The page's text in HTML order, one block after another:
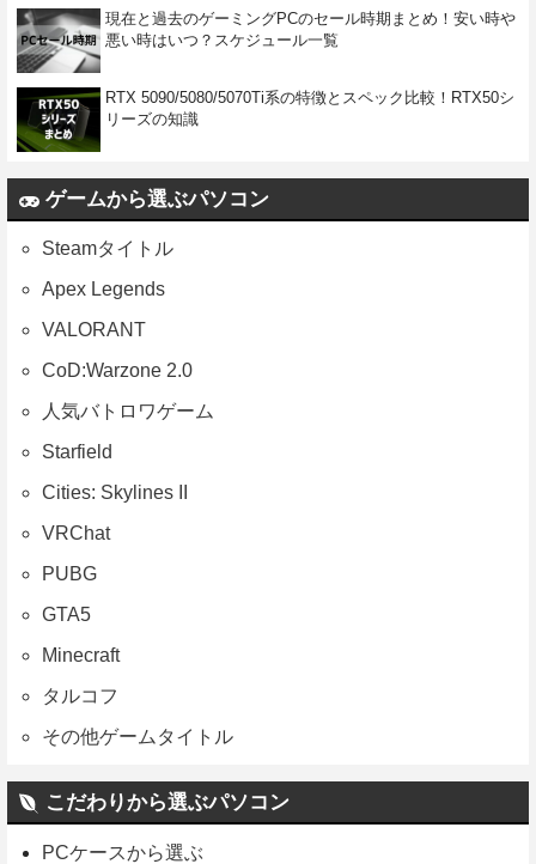
現在と過去のゲーミングPCのセール時期まとめ！安い時や
悪い時はいつ？スケジュール一覧
RTX 5090/5080/5070Ti系の特徴とスペック比較！RTX50シ
リーズの知識
ゲームから選ぶパソコン
Steamタイトル
Apex Legends
VALORANT
CoD:Warzone 2.0
人気バトロワゲーム
Starfield
Cities: Skylines II
VRChat
PUBG
GTA5
Minecraft
タルコフ
その他ゲームタイトル
こだわりから選ぶパソコン
PCケースから選ぶ